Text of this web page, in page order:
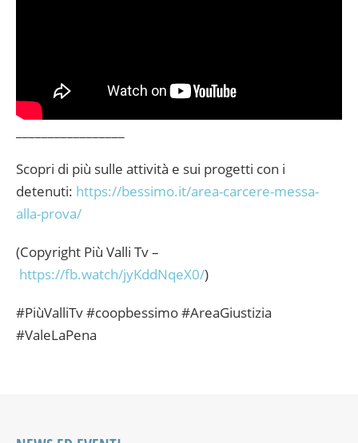
Scopri di più sulle attività e sui progetti con i
detenuti: https://bessimo.it/area-carcere-messa-
alla-prova/
(Copyright Più Valli Tv –
https://fb.watch/jyKddNqeX0/)
#PiùValliTv #coopbessimo #AreaGiustizia
#ValeLaPena